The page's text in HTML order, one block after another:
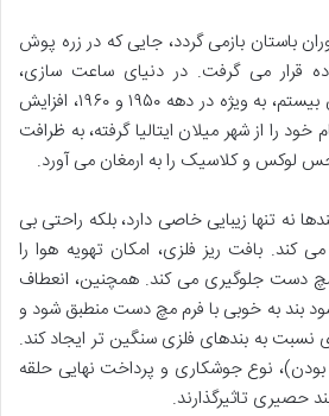
باستان بازمی گردد، جایی که در زره پوش
قرار می گرفت. در دنیای ساعت سازی،
محبوبیت آن در اواسط قرن بیستم، به ویژه در دهه ۱۹۵۰ و ۱۹۶۰، افزایش
را از شهر میلان ایتالیا گرفته، به ظرافت
لوکس و کلاسیک را به ارمغان می آورد.
نه تنها زیبایی خاصی دارد، بلکه راحتی بی
می کند. بافت ریز فلزی، امکان تهویه هوا را
دست جلوگیری می کند. همچنین، انعطاف
بند به خوبی با فرم مچ دست منطبق شود و
به بندهای فلزی سنگین تر ایجاد کند.
نوع جوشکاری و پرداخت نهایی حلقه
حصیری تاثیرگذارند.